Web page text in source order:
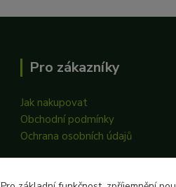
Pro zákazníky
Jak nakupovat
Obchodní podmínky
Ochrana osobních údajů